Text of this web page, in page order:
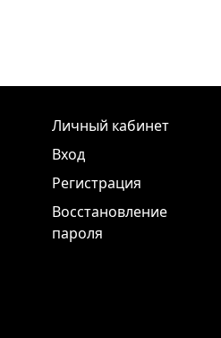
Личный кабинет
Вход
Регистрация
Восстановление
пароля